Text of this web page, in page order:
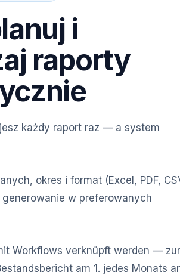
i
raporty
każdy raport raz — a system
okres i format (Excel, PDF,
w preferowanych
Workflows verknüpft werden —
am 1. jedes Monats